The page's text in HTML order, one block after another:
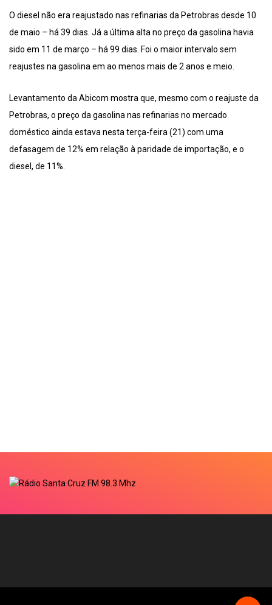
O diesel não era reajustado nas refinarias da Petrobras desde 10
de maio – há 39 dias. Já a última alta no preço da gasolina havia
sido em 11 de março – há 99 dias. Foi o maior intervalo sem
reajustes na gasolina em ao menos mais de 2 anos e meio.
Levantamento da Abicom mostra que, mesmo com o reajuste da
Petrobras, o preço da gasolina nas refinarias no mercado
doméstico ainda estava nesta terça-feira (21) com uma
defasagem de 12% em relação à paridade de importação, e o
diesel, de 11%.